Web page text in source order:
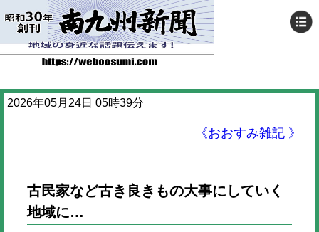
2026年05月24日 05時39分
《おおすみ雑記 》
古民家など古き良きもの大事にしていく
地域に…